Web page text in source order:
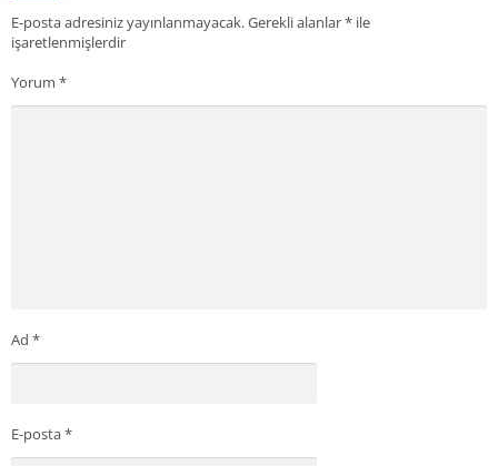
E-posta adresiniz yayınlanmayacak.Gerekli alanlar* ile
işaretlenmişlerdir
Yorum *
Ad *
E-posta*